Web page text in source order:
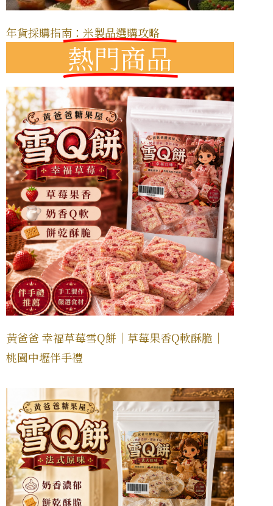
年貨採購指南：米製品選購攻略
熱門商品
黃爸爸 幸福草莓雪Q餅｜草莓果香Q軟酥脆｜
桃園中壢伴手禮